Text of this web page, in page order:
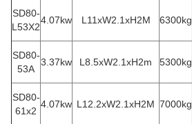
SD80-
L53X2
4.07kw L11xW2.1xH2M 6300kg
SD80-
53A
3.37kw L8.5xW2.1xH2m 5300kg
SD80-
61x2
4.07kw L12.2xW2.1xH2M 7000kg